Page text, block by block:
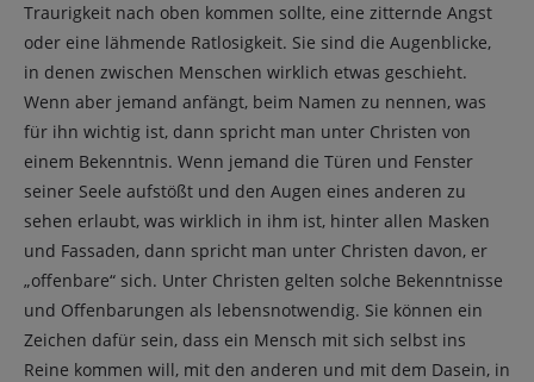
Traurigkeit nach oben kommen sollte, eine zitternde Angst
oder eine lähmende Ratlosigkeit. Sie sind die Augenblicke,
in denen zwischen Menschen wirklich etwas geschieht.
Wenn aber jemand anfängt, beim Namen zu nennen, was
für ihn wichtig ist, dann spricht man unter Christen von
einem Bekenntnis. Wenn jemand die Türen und Fenster
seiner Seele aufstößt und den Augen eines anderen zu
sehen erlaubt, was wirklich in ihm ist, hinter allen Masken
und Fassaden, dann spricht man unter Christen davon, er
„offenbare“ sich. Unter Christen gelten solche Bekenntnisse
und Offenbarungen als lebensnotwendig. Sie können ein
Zeichen dafür sein, dass ein Mensch mit sich selbst ins
Reine kommen will, mit den anderen und mit dem Dasein, in